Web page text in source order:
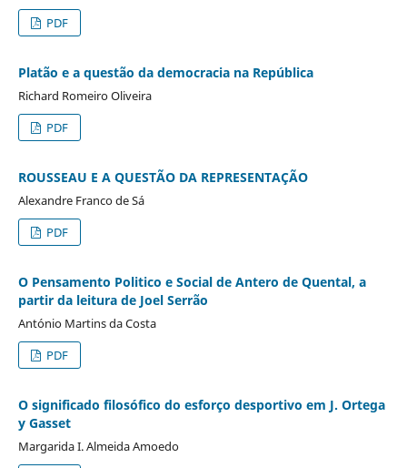
PDF
Platão e a questão da democracia na República
Richard Romeiro Oliveira
PDF
ROUSSEAU E A QUESTÃO DA REPRESENTAÇÃO
Alexandre Franco de Sá
PDF
O Pensamento Politico e Social de Antero de Quental, a
partir da leitura de Joel Serrão
António Martins da Costa
PDF
O significado filosófico do esforço desportivo em J. Ortega
y Gasset
Margarida I. Almeida Amoedo